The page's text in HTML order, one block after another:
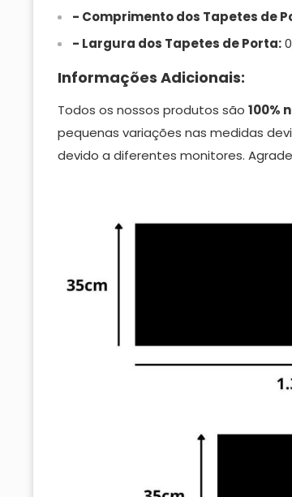
- Comprimento dos Tapetes de
- Largura dos Tapetes de Porta:
Informações Adicionais:
Todos os nossos produtos são 100%
pequenas variações nas medidas
devido a diferentes monitores.